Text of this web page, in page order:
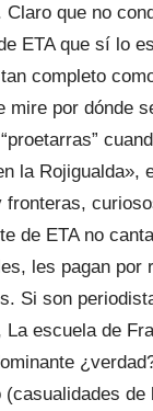
Claro que no
ETA que sí lo
completo
mire por dónde
la Rojigualda»,
fronteras,
de ETA no
les pagan por
Si son
La escuela de
(casualidades